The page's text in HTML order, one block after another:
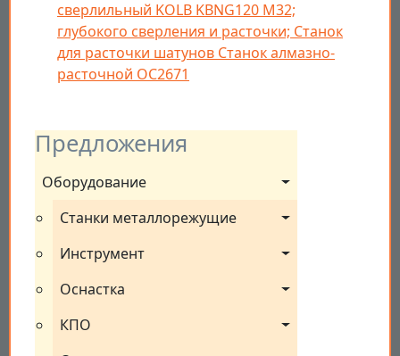
Предложения
Оборудование
Станки металлорежущие
Инструмент
Оснастка
КПО
сверлильный KOLB KBNG120 M32;
глубокого сверления и расточки; Станок
для расточки шатунов Станок алмазно-
расточной ОС2671